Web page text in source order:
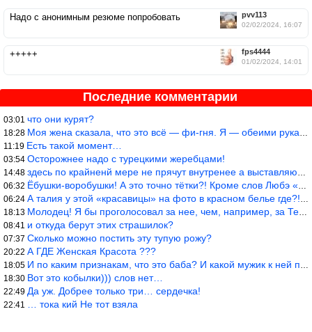
pvv113
02/02/2024, 16:07
Надо с анонимным резюме попробовать
fps4444
01/02/2024, 14:01
+++++
Последние комментарии
03:01 что они курят?
18:28 Моя жена сказала, что это всё — фи-гня. Я — обеими руками — ЗА!!
11:19 Есть такой момент…
03:54 Осторожнее надо с турецкими жеребцами!
14:48 здесь по крайненй мере не прячут внутренее а выставляют напоказ,
06:32 Ёбушки-воробушки! А это точно тётки?! Кроме слов Любэ «ты агрега
06:24 А талия у этой «красавицы» на фото в красном белье где?!)))
18:13 Молодец! Я бы проголосовал за нее, чем, например, за Терешкову!
08:41 и откуда берут этих страшилок?
07:37 Сколько можно постить эту тупую рожу?
20:22 А ГДЕ Женская Красота ???
18:05 И по каким признакам, что это баба? И какой мужик к ней приблизи
18:30 Вот это кобылки))) слов нет…
22:49 Да уж. Добрее только три… сердечка!
22:41 … тока кий Не тот взяла